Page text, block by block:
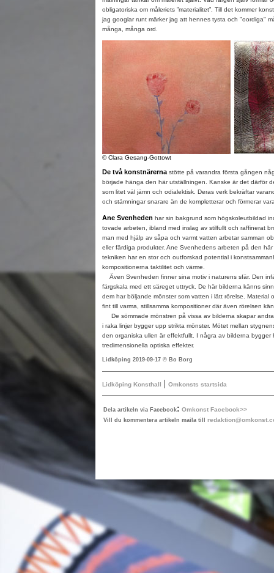
obligatoriska om måleriets ”materialitet”. Till det kommer
jag googlar runt märker jag att hennes tysta och "oordiga"
många, många ord.
© Clara Gesang-Gottowt
De två konstnärernastötte på varandra första gången
började hänga den här utställningen. Kanske är det därför
som litet väl jämn och odialektisk. Deras verk bekräftar
och stämningar snarare än de kompletterar och förmerar
Ane Svenheden har sin bakgrund som högskoleutbildad
tovade arbeten, ibland med inslag av stilfullt och raffinerat
man med hjälp av såpa och varmt vatten arbetar samman
eller färdiga produkter. Ane Svenhedens arbeten på den
tekniken har en stor och outforskad potential i
kompositionerna taktilitet och värme.
Även Svenheden finner sina motiv i naturens sfär. Den
färgskala med ett säreget uttryck. De här bilderna känns
dem har böljande mönster som vatten i lätt rörelse. Material
fint till varma, stillsamma kompositioner där även rörelsen
De sömmade mönstren på vissa av bilderna skapar
i raka linjer bygger upp strikta mönster. Mötet mellan
den organiska ullen är effektfullt. I några av bilderna bygger
tredimensionella optiska effekter.
Lidköping 2019-09-17 © Bo Borg
Lidköping Konsthall | Omkonsts startsida
Dela artikeln via Facebook: Omkonst Facebook>>
Vill du kommentera artikeln maila till